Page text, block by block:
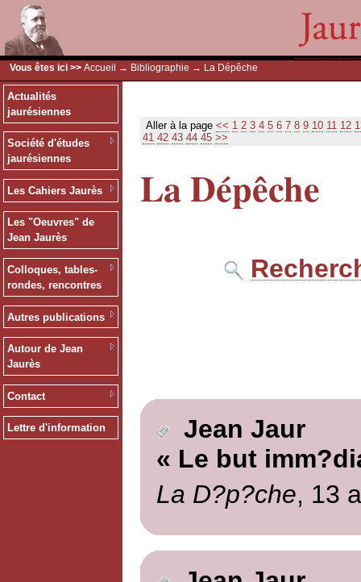
Vous êtes ici >> Accueil → Bibliographie → La Dépêche
Actualités
jaurésiennes
Société d'études
jaurésiennes
Les Cahiers Jaurès
Les "Oeuvres" de
Jean Jaurès
Colloques, tables-
rondes, rencontres
Autres publications
Autour de Jean
Jaurès
Contact
Lettre d'information
Aller à la page << 1 2 3 4 5 6 7 8 9 10 11 12
41 42 43 44 45 >>
La Dépêche
Jean Jaur
« Le but
La D?p?che, 13